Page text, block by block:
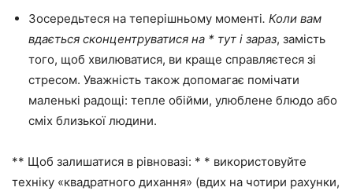
Зосередьтеся на теперішньому моменті. Коли вам
вдається сконцентруватися на * тут і зараз, замість
того, щоб хвилюватися, ви краще справляєтеся зі
стресом. Уважність також допомагає помічати
маленькі радощі: тепле обійми, улюблене блюдо або
сміх близької людини.
** Щоб залишатися в рівновазі: * * використовуйте
техніку «квадратного дихання» (вдих на чотири рахунки,